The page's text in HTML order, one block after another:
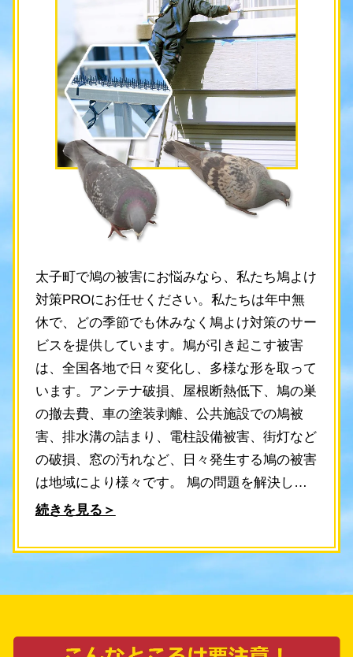
太子町で鳩の被害にお悩みなら、私たち鳩よけ
対策PROにお任せください。私たちは年中無
休で、どの季節でも休みなく鳩よけ対策のサー
ビスを提供しています。鳩が引き起こす被害
は、全国各地で日々変化し、多様な形を取って
います。アンテナ破損、屋根断熱低下、鳩の巣
の撤去費、車の塗装剥離、公共施設での鳩被
害、排水溝の詰まり、電柱設備被害、街灯など
の破損、窓の汚れなど、日々発生する鳩の被害
は地域により様々です。 鳩の問題を解決した
いとお考えでしたら、太子町の鳩よけ対策
タッフが即対応し、あなたの悩みを解決しま
分以内に現地調査へ伺い、最適な鳩よけ対策を
すので、安心してご相談ください。 当社のス
続きを見る＞